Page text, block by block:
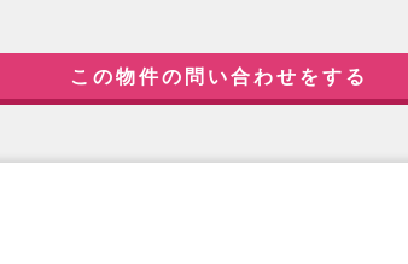
この物件の問い合わせをする